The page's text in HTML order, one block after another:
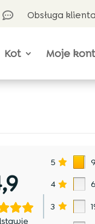
 Obsługa
Kot Moje
5
4
3